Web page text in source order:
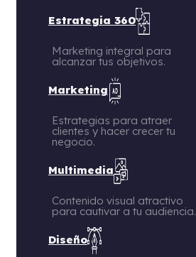
Estrategia 360
Marketing integral para
alcanzar tus objetivos.
Marketing
Estrategias para atraer
clientes y hacer crecer tu
negocio.
Multimedia
Contenido visual atractivo
para cautivar a tu audiencia.
Diseño